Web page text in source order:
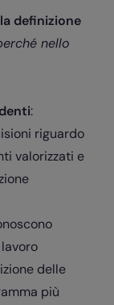
definizione
nello
:
riguardo
valorizzati e
delle
più